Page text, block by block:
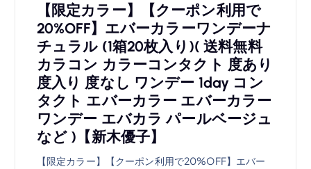
【限定カラー】【クーポン利用で
20%OFF】エバーカラーワンデーナ
チュラル (1箱20枚入り)( 送料無料
カラコン カラーコンタクト 度あり
度入り 度なし ワンデー 1day コン
タクト エバーカラー エバーカラー
ワンデー エバカラ パールベージュ
など )【新木優子】
【限定カラー】【クーポン利用で20%OFF】エバー